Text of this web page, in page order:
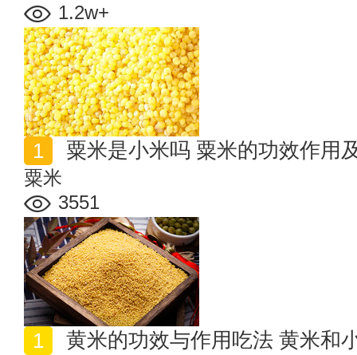
1.2w+
粟米是小米吗 粟米的功效作用
粟米
3551
黄米的功效与作用吃法 黄米和